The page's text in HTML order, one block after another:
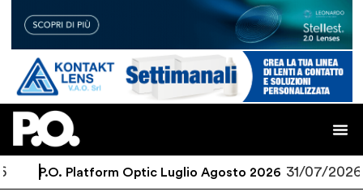
P.O. Platform Optic Luglio Agosto 2026 31/07/2026